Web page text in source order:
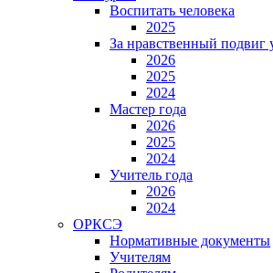
Воспитать человека
2025
За нравственный подвиг
2026
2025
2024
Мастер года
2026
2025
2024
Учитель года
2026
2024
ОРКСЭ
Нормативные документы
Учителям